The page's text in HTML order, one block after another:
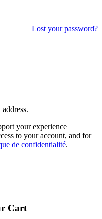
Lost your password?
your experience
to your account, and for
de confidentialité.
Cart